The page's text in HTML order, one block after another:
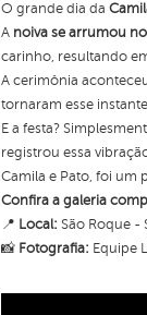
O grande dia da
A noiva se arrumou
carinho, resultando
A cerimônia
tornaram esse
E a festa?
registrou essa
Camila e Pato, foi um
Confira a galeria
📍 Local: São Roque -
📸 Fotografia: Equipe